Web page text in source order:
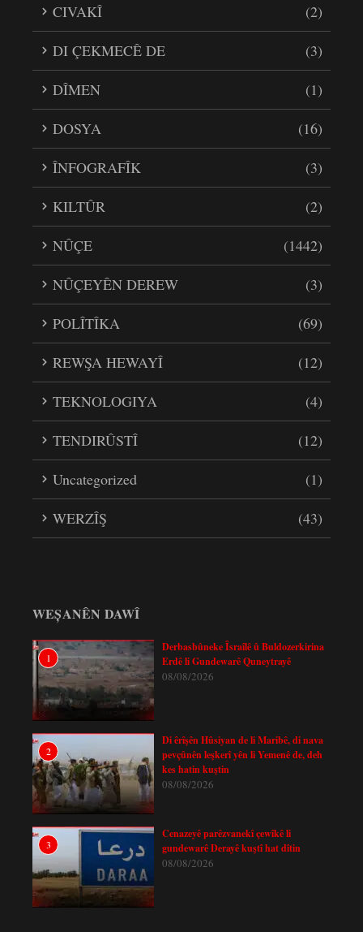
CIVAKÎ
(2)
DI ÇEKMECÊ DE
(3)
DÎMEN
(1)
DOSYA
(16)
ÎNFOGRAFÎK
(3)
KILTÛR
(2)
NÛÇE
(1442)
NÛÇEYÊN DEREW
(3)
POLÎTÎKA
(69)
REWŞA HEWAYÎ
(12)
TEKNOLOGIYA
(4)
TENDIRÛSTÎ
(12)
Uncategorized
(1)
WERZÎŞ
(43)
WEȘANÊN DAWÎ
1
Derbasbûneke Îsraîlê û Buldozerkirina
Erdê li Gundewarê Quneytrayê
08/08/2026
2
Di êrîşên Hûsiyan de li Maribê, di nava
pevçûnên leşkerî yên li Yemenê de, deh
kes hatin kuştin
08/08/2026
3
Cenazeyê parêzvanekî çewîkê li
gundewarê Derayê kuştî hat dîtin
08/08/2026